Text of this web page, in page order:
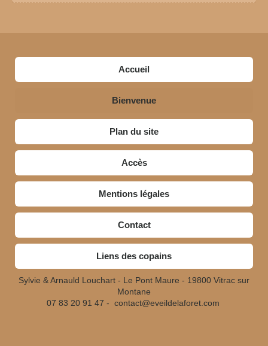
Accueil
Bienvenue
Plan du site
Accès
Mentions légales
Contact
Liens des copains
Sylvie & Arnauld Louchart - Le Pont Maure - 19800 Vitrac sur
Montane
07 83 20 91 47 - contact@eveildelaforet.com